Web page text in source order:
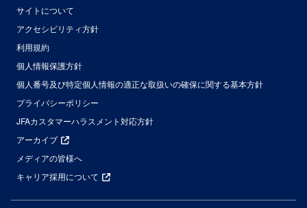
サイトについて
アクセシビリティ方針
利用規約
個人情報保護方針
個人番号及び特定個人情報の適正な取扱いの確保に関する基本方針
プライバシーポリシー
JFAカスタマーハラスメント対応方針
アーカイブ
メディアの皆様へ
キャリア採用について